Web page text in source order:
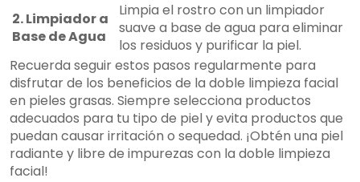
2. Limpiador a
Base de Agua
Limpia el rostro con un limpiador
suave a base de agua para eliminar
los residuos y purificar la piel.
Recuerda seguir estos pasos regularmente para
disfrutar de los beneficios de la doble limpieza facial
en pieles grasas. Siempre selecciona productos
adecuados para tu tipo de piel y evita productos que
puedan causar irritación o sequedad. ¡Obtén una piel
radiante y libre de impurezas con la doble limpieza
facial!